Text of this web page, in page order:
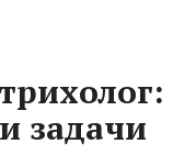
задачи